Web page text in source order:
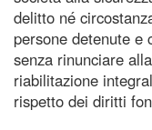
delitto né
persone detenute e
senza rinunciare
riabilitazione
rispetto dei diritti